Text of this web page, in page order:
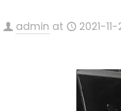
admin at 2021-